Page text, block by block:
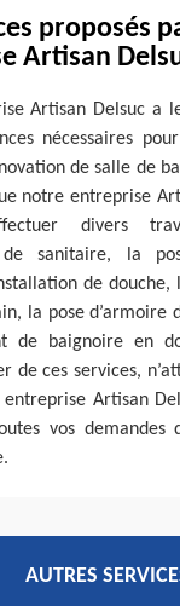
proposés
Artisan
Artisan Delsuc a
nécessaires
de salle de
notre entreprise
divers
de sanitaire, la
de douche,
la pose d’armoire
de baignoire en
de ces services,
Artisan
vos demandes
AUTRES